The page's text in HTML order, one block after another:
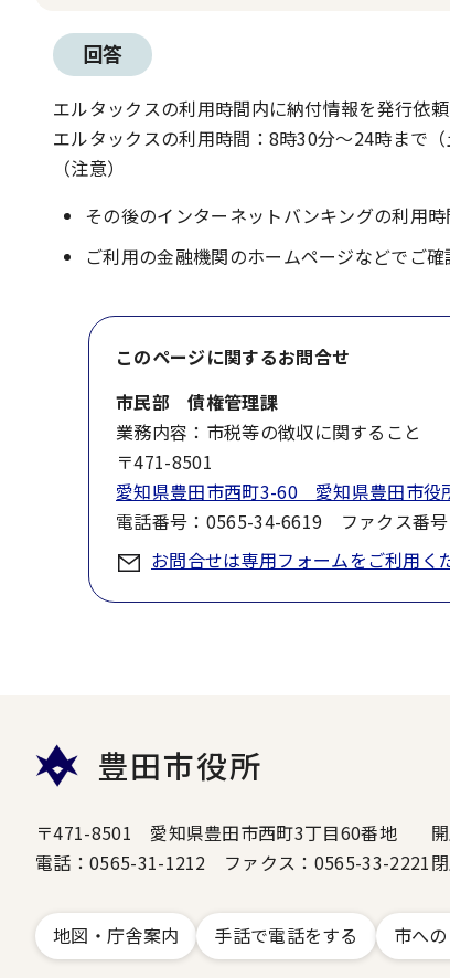
回答
エルタックスの利用時間内に納付情報を発行依
エルタックスの利用時間：8時30分～24時まで
（注意）
その後のインターネットバンキングの利用時
ご利用の金融機関のホームページなどでご確
このページに関するお問合せ
市民部 債権管理課
業務内容：市税等の徴収に関すること
〒471-8501
愛知県豊田市西町3-60 愛知県豊田市役
電話番号：0565-34-6619 ファクス番
お問合せは専用フォームをご利用く
豊田市役所
〒471-8501 愛知県豊田市西町3丁目60番地
電話：0565-31-1212 ファクス：0565-33-2221
地図・庁舎案内 手話で電話をする 市へ